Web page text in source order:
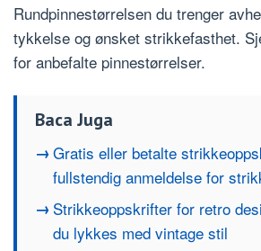
Rundpinnestørrelsen du trenger
tykkelse og ønsket strikkefasthet.
for anbefalte pinnestørrelser.
Baca Juga
Gratis eller betalte
fullstendig anmeldelse for
Strikkeoppskrifter for retro
du lykkes med vintage stil